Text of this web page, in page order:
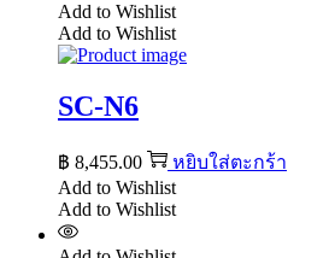
Add to Wishlist
Add to Wishlist
SC-N6
฿ 8,455.00
หยิบใส่ตะกร้า
Add to Wishlist
Add to Wishlist